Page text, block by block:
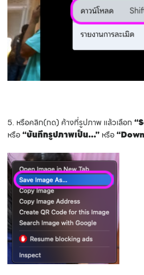
5. หรือคลิก(กด) ค้างที่รูปภาพ แล้วเลือก
หรือ“บันทึกรูปภาพเป็น…” หรือ